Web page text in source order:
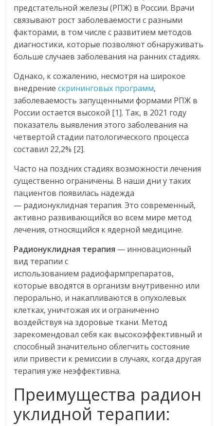
предстательной железы (РПЖ) в России. Врачи
связывают рост заболеваемости с разными
факторами, в том числе с развитием методов
диагностики, которые позволяют обнаруживать
больше случаев заболевания на ранних стадиях.
Однако, к сожалению, несмотря на широкое
внедрениескрининговых программ,
заболеваемость запущенными формами РПЖ в
России остается высокой [1]. Так, в 2021 году
показатель выявления этого заболевания на
четвертой стадии патологического процесса
составил 22,2% [2].
Часто на поздних стадиях возможности лечения
существенно ограничены. В наши дни у таких
пациентов появилась надежда
— радионуклидная терапия. Это современный,
активно развивающийся во всем мире метод
лечения, относящийся к ядерной медицине.
Радионуклидная терапия — инновационный
вид терапии с
использованием радиофармпрепаратов,
которые вводятся в организм внутривенно или
перорально, и накапливаются в опухолевых
клетках, уничтожая их и ограниченно
воздействуя на здоровые ткани. Метод
зарекомендовал себя как высокоэффективный и
способный значительно облегчить состояние
или привести к ремиссии в случаях, когда другая
терапия уже неэффективна.
Преимущества радион
уклидной терапии: